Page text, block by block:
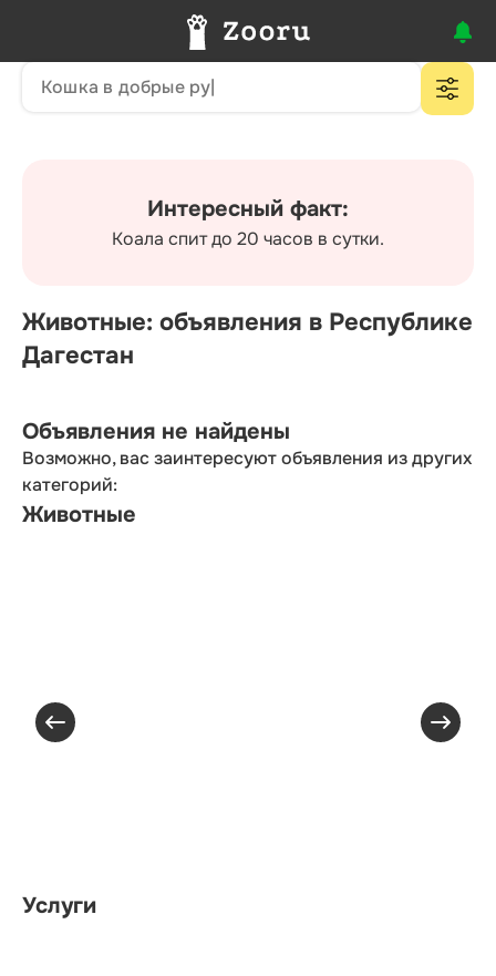
Интересный факт:
Коала спит до 20 часов в сутки.
Животные: объявления в Республике
Дагестан
Объявления не найдены
Возможно, вас заинтересуют объявления из других
категорий:
Животные
Услуги